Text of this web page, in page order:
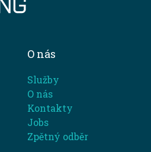
O nás
Služby
O nás
Kontakty
Jobs
Zpětný odběr